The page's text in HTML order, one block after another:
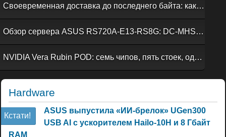
Своевременная доставка до последнего байта: как российская сеть Curator CDN совмещает скорость, безопасность и гибкость управления
Обзор сервера ASUS RS720A-E13-RS8G: DC-MHS во всей красе
NVIDIA Vera Rubin POD: семь чипов, пять стоек, один ИИ-суперкомпьютер
Hardware
Кстати!
ASUS выпустила «ИИ-брелок» UGen300
USB AI с ускорителем Hailo-10H и 8 Гбайт
RAM